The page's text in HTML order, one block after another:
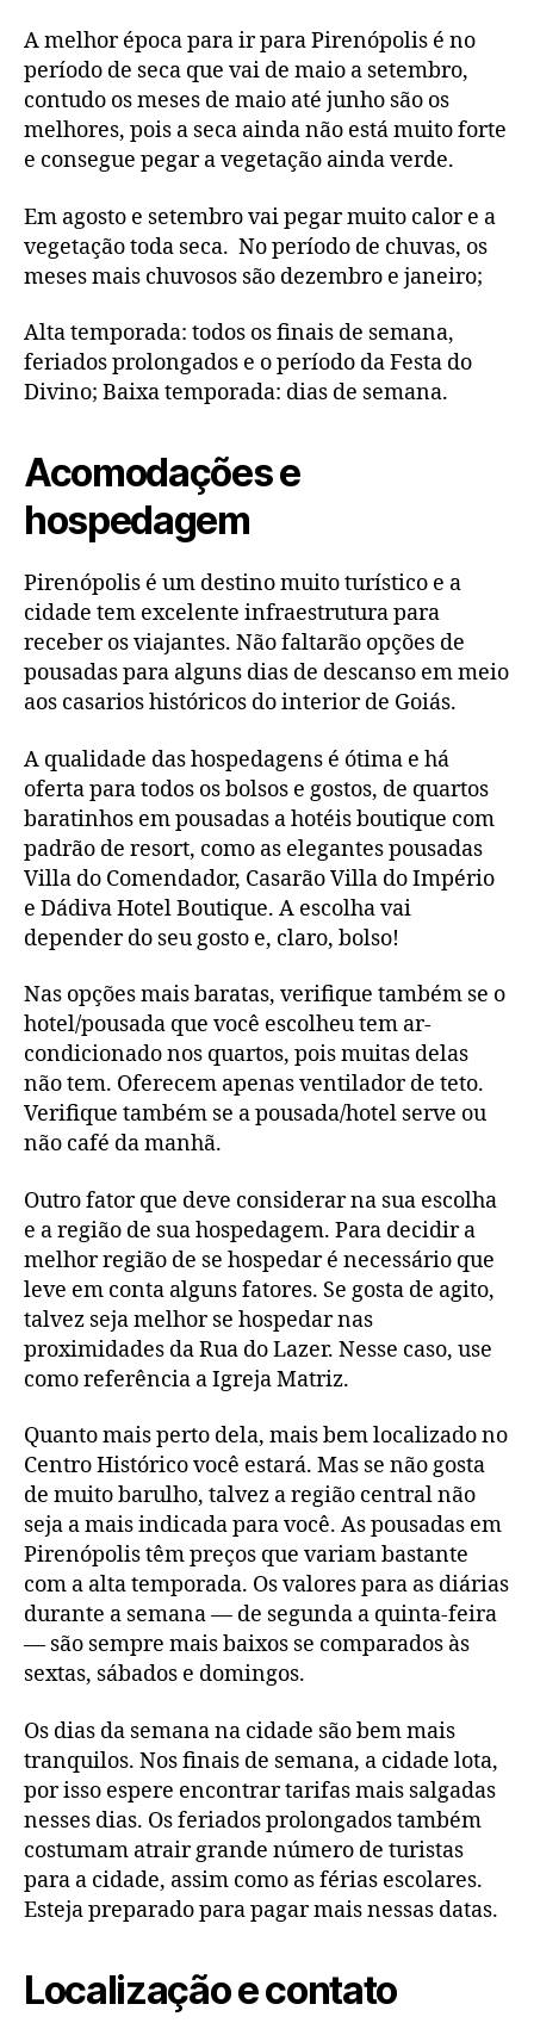
A melhor época para ir para Pirenópolis é no
período de seca que vai de maio a setembro,
contudo os meses de maio até junho são os
melhores, pois a seca ainda não está muito forte
e consegue pegar a vegetação ainda verde.
Em agosto e setembro vai pegar muito calor e a
vegetação toda seca. No período de chuvas, os
meses mais chuvosos são dezembro e janeiro;
Alta temporada: todos os finais de semana,
feriados prolongados e o período da Festa do
Divino; Baixa temporada: dias de semana.
Acomodações e
hospedagem
Pirenópolis é um destino muito turístico e a
cidade tem excelente infraestrutura para
receber os viajantes. Não faltarão opções de
pousadas para alguns dias de descanso em meio
aos casarios históricos do interior de Goiás.
A qualidade das hospedagens é ótima e há
oferta para todos os bolsos e gostos, de quartos
baratinhos em pousadas a hotéis boutique com
padrão de resort, como as elegantes pousadas
Villa do Comendador, Casarão Villa do Império
e Dádiva Hotel Boutique. A escolha vai
depender do seu gosto e, claro, bolso!
Nas opções mais baratas, verifique também se o
hotel/pousada que você escolheu tem ar-
condicionado nos quartos, pois muitas delas
não tem. Oferecem apenas ventilador de teto.
Verifique também se a pousada/hotel serve ou
não café da manhã.
Outro fator que deve considerar na sua escolha
e a região de sua hospedagem. Para decidir a
melhor região de se hospedar é necessário que
leve em conta alguns fatores. Se gosta de agito,
talvez seja melhor se hospedar nas
proximidades da Rua do Lazer. Nesse caso, use
como referência a Igreja Matriz.
Quanto mais perto dela, mais bem localizado no
Centro Histórico você estará. Mas se não gosta
de muito barulho, talvez a região central não
seja a mais indicada para você. As pousadas em
Pirenópolis têm preços que variam bastante
com a alta temporada. Os valores para as diárias
durante a semana — de segunda a quinta-feira
— são sempre mais baixos se comparados às
sextas, sábados e domingos.
Os dias da semana na cidade são bem mais
tranquilos. Nos finais de semana, a cidade lota,
por isso espere encontrar tarifas mais salgadas
nesses dias. Os feriados prolongados também
costumam atrair grande número de turistas
para a cidade, assim como as férias escolares.
Esteja preparado para pagar mais nessas datas.
Localização e contato